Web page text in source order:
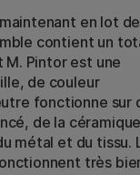
en lot de
contient un
M. Pintor est une
de couleur
fonctionne sur
de la
métal et du tissu.
très